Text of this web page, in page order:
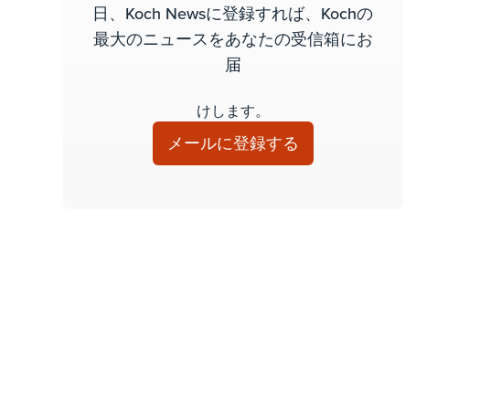
日、Koch Newsに登録すれば、Kochの
最大のニュースをあなたの受信箱にお
届
けします。
メールに登録する